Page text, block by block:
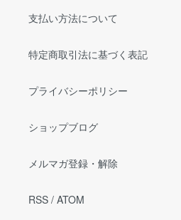
支払い方法について
特定商取引法に基づく表記
プライバシーポリシー
ショップブログ
メルマガ登録・解除
RSS / ATOM